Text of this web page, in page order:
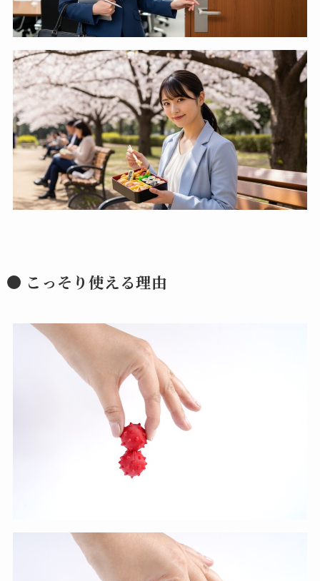
● こっそり使える理由